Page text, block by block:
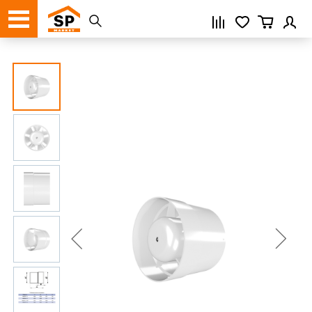
Регистрация